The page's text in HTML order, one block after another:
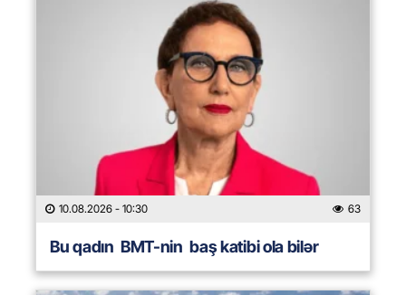
10.08.2026 - 10:30 63
Bu qadın BMT-nin baş katibi ola bilər